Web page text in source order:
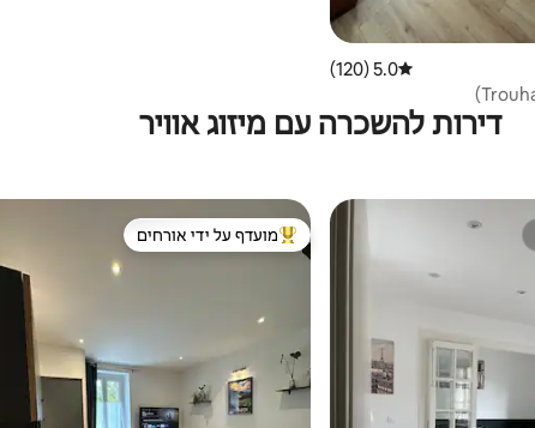
דירוג ממוצע של 5.0 מתוך 5, 120 ביקורות
5.0 (120)
דירות להשכרה עם מיזוג אוויר
מוביל בקרב נכסים מועדפים על ידי אורחים
מועדף על ידי אורחים